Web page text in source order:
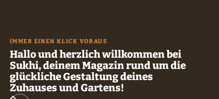
IMMER EINEN KLICK VORAUS
Hallo und herzlich willkommen bei
Sukhi, deinem Magazin rund um die
glückliche Gestaltung deines
Zuhauses und Gartens!